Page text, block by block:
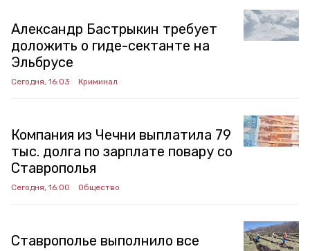
Александр Бастрыкин требует
доложить о гиде-сектанте на
Эльбрусе
Сегодня, 16:03 Криминал
Компания из Чечни выплатила 79
тыс. долга по зарплате повару со
Ставрополья
Сегодня, 16:00 Общество
Ставрополье выполнило все